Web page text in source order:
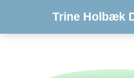
Trine Holbæk